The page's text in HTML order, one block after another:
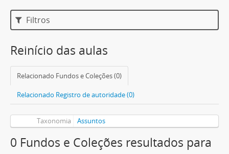
Filtros
Reinício das aulas
Relacionado Fundos e Coleções (0)
Relacionado Registro de autoridade (0)
Taxonomia Assuntos
0 Fundos e Coleções resultados para